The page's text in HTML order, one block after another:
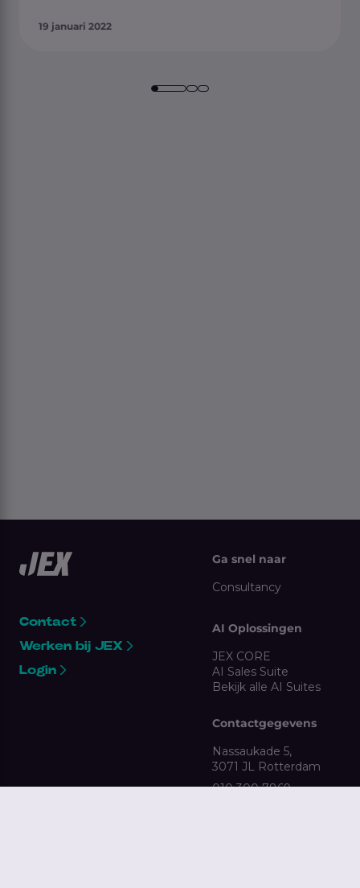
19 januari 2022
Contact
Werken bij JEX
Login
Ga snel naar
Consultancy
AI Oplossingen
JEX CORE
AI Sales Suite
Bekijk alle AI Suites
Contactgegevens
Nassaukade 5,
3071 JL Rotterdam
010 300 7869